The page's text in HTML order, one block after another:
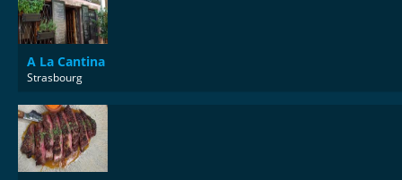
A La Cantina
Strasbourg